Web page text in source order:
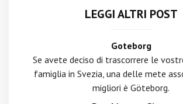
LEGGI ALTRI POST
Goteborg
Se avete deciso di trascorrere le
famiglia in Svezia, una delle mete
migliori è Göteborg.